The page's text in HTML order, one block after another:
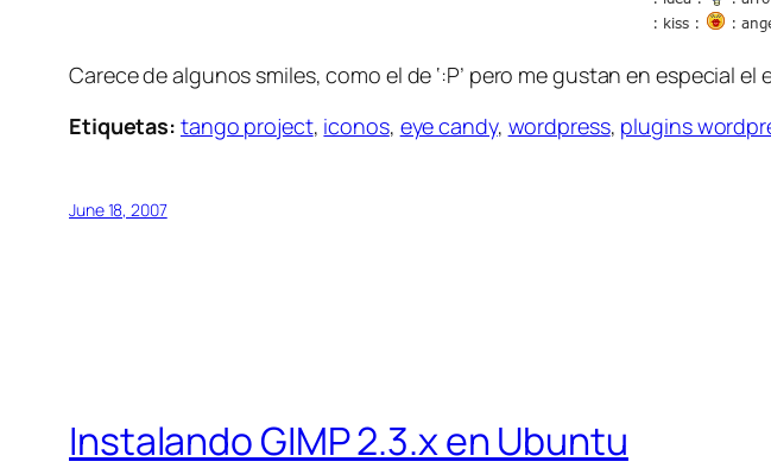
Carece de algunos smiles, como el de ‘:P’ pero me gustan en especial
Etiquetas: tango project, iconos, eye candy, wordpress, plugins
June 18, 2007
Instalando GIMP 2.3.x en Ubuntu